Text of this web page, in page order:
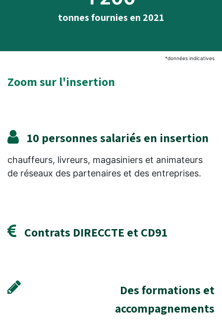
tonnes fournies en 2021
*données indicatives
Zoom sur l'insertion
10 personnes salariés en insertion
chauffeurs, livreurs, magasiniers et animateurs
de réseaux des partenaires et des entreprises.
Contrats DIRECCTE et CD91
Des formations et
accompagnements